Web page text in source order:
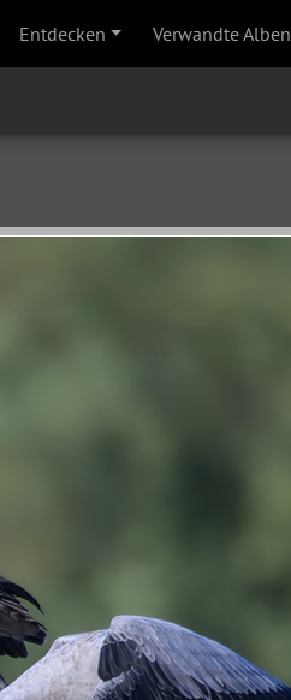
Entdecken Verwandte Alben